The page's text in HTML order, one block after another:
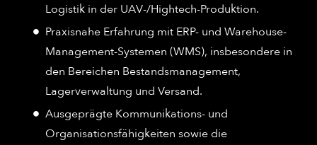
Logistik in der UAV-/Hightech-Produktion.
Praxisnahe Erfahrung mit ERP- und Warehouse-
Management-Systemen (WMS), insbesondere in
den Bereichen Bestandsmanagement,
Lagerverwaltung und Versand.
Ausgeprägte Kommunikations- und
Organisationsfähigkeiten sowie die